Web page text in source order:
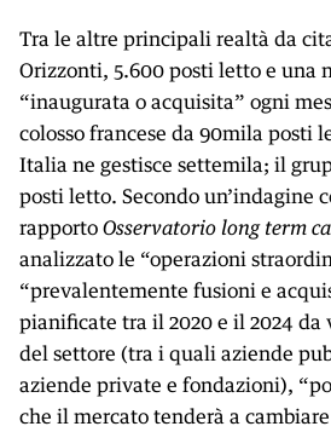
Tra le altre principali realtà da
Orizzonti, 5.600 posti letto e una
“inaugurata o acquisita” ogni
colosso francese da 90mila posti
Italia ne gestisce settemila; il
posti letto. Secondo un’indagine
rapporto Osservatorio long term
analizzato le “operazioni
“prevalentemente fusioni e
pianificate tra il 2020 e il 2024
del settore (tra i quali aziende
aziende private e fondazioni),
che il mercato tenderà a